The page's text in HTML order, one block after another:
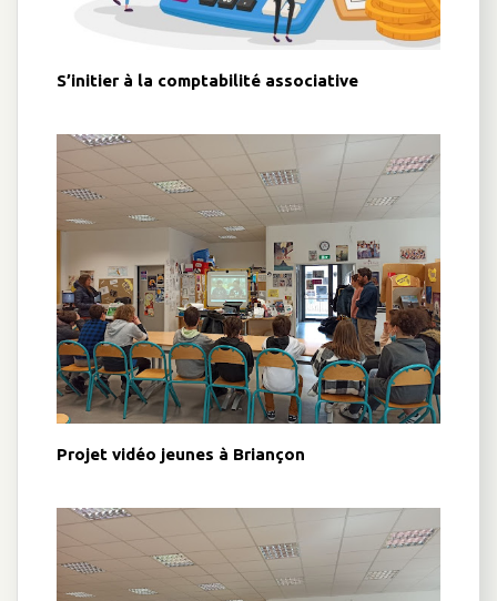
S’initier à la comptabilité associative
Projet vidéo jeunes à Briançon